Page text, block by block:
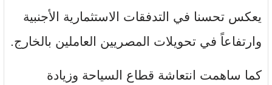
يعكس تحسنا في التدفقات الاستثمارية الأجنبية
وارتفاعاً في تحويلات المصريين العاملين بالخارج.
كما ساهمت انتعاشة قطاع السياحة وزيادة